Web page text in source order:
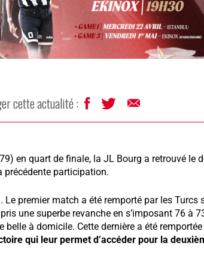
cette actualité :
en quart de finale, la JL Bourg a retrouvé le
précédente participation.
premier match a été remporté par les Turcs
une superbe revanche en s’imposant 76 à
belle à domicile. Cette dernière a été
qui leur permet d’accéder pour la